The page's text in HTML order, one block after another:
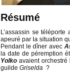
Résumé
L’assassin se téléporte
apeuré par la situation
Pendant le dîner avec
la date de péremption
Yolko avaient
guilde Griselda ?